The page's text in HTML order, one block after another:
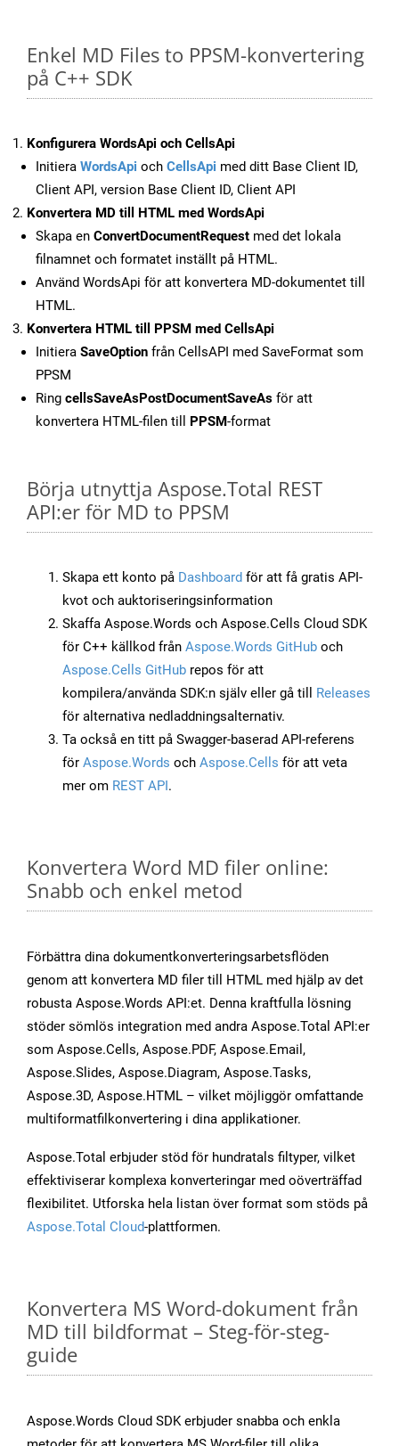
Enkel MD Files to PPSM-konvertering
på C++ SDK
Konfigurera WordsApi och CellsApi
Initiera WordsApi och CellsApi med ditt Base Client ID,
Client API, version Base Client ID, Client API
Konvertera MD till HTML med WordsApi
Skapa en ConvertDocumentRequest med det lokala
filnamnet och formatet inställt på HTML.
Använd WordsApi för att konvertera MD-dokumentet till
HTML.
Konvertera HTML till PPSM med CellsApi
Initiera SaveOption från CellsAPI med SaveFormat som
PPSM
Ring cellsSaveAsPostDocumentSaveAs för att
konvertera HTML-filen till PPSM-format
Börja utnyttja Aspose.Total REST
API:er för MD to PPSM
Skapa ett konto på Dashboard för att få gratis API-
kvot och auktoriseringsinformation
Skaffa Aspose.Words och Aspose.Cells Cloud SDK
för C++ källkod från Aspose.Words GitHub och
Aspose.Cells GitHub repos för att
kompilera/använda SDK:n själv eller gå till Releases
för alternativa nedladdningsalternativ.
Ta också en titt på Swagger-baserad API-referens
för Aspose.Words och Aspose.Cells för att veta
mer om REST API.
Konvertera Word MD filer online:
Snabb och enkel metod
Förbättra dina dokumentkonverteringsarbetsflöden
genom att konvertera MD filer till HTML med hjälp av det
robusta Aspose.Words API:et. Denna kraftfulla lösning
stöder sömlös integration med andra Aspose.Total API:er
som Aspose.Cells, Aspose.PDF, Aspose.Email,
Aspose.Slides, Aspose.Diagram, Aspose.Tasks,
Aspose.3D, Aspose.HTML – vilket möjliggör omfattande
multiformatfilkonvertering i dina applikationer.
Aspose.Total erbjuder stöd för hundratals filtyper, vilket
effektiviserar komplexa konverteringar med oöverträffad
flexibilitet. Utforska hela listan över format som stöds på
Aspose.Total Cloud-plattformen.
Konvertera MS Word-dokument från
MD till bildformat – Steg-för-steg-
guide
Aspose.Words Cloud SDK erbjuder snabba och enkla